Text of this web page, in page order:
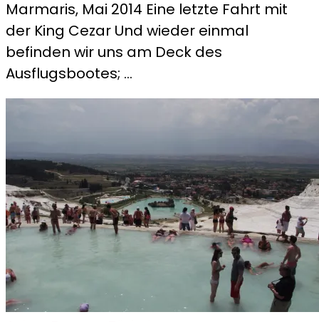
–
Der
letzte
und
Rückblick
Marmaris, Mai 2014 Eine letzte Fahrt mit
der King Cezar Und wieder einmal
befinden wir uns am Deck des
Ausflugsbootes; …